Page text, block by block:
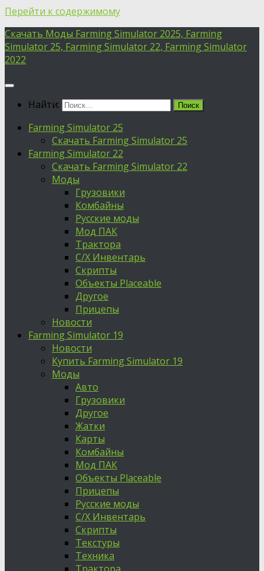
Перейти к содержимому
Скачать Моды Farming Simulator 2025, Farming
Simulator 25, Farming Simulator 22, Farming Simulator
2022
Найти:
Farming Simulator 25
Скачать Farming Simulator 25
Farming Simulator 22
Скачать Farming Simulator 22
Моды
Грузовики
Комбайны
Русские моды
Мод ПАК
Трактора
С/Х Инвентарь
Скрипты
Объекты Placeable
Другое
Прицепы
Новости
Farming Simulator 19
Новости
Купить Farming Simulator 19
Моды
Авто
Грузовики
Другое
Жатки
Карты
Комбайны
Мод ПАК
Объекты Placeable
Прицепы
Русские моды
С/Х Инвентарь
Скрипты
Текстуры
Техника